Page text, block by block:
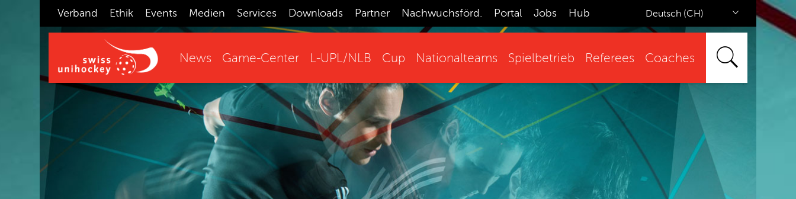
Verband Ethik Events Medien Services Downloads Partner Nachwuchsförd. Portal Jobs Hub Deutsch (CH)
News Game-Center L-UPL/NLB Cup Nationalteams Spielbetrieb Referees Coaches